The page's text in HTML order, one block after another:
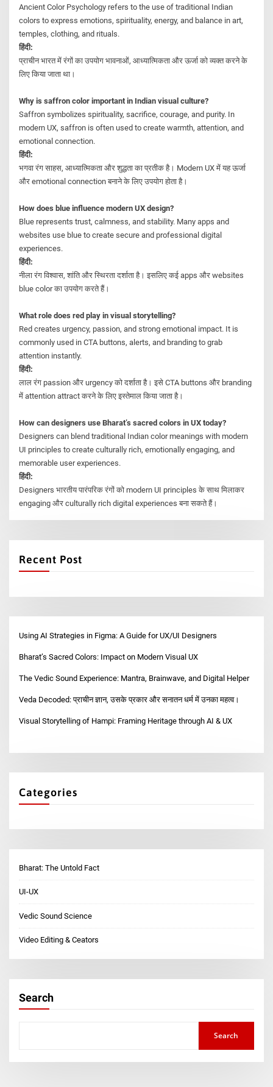
Ancient Color Psychology refers to the use of traditional Indian
colors to express emotions, spirituality, energy, and balance in art,
temples, clothing, and rituals.
हिंदी:
प्राचीन भारत में रंगों का उपयोग भावनाओं, आध्यात्मिकता और ऊर्जा को व्यक्त करने के
लिए किया जाता था।
Why is saffron color important in Indian visual culture?
Saffron symbolizes spirituality, sacrifice, courage, and purity. In
modern UX, saffron is often used to create warmth, attention, and
emotional connection.
हिंदी:
भगवा रंग साहस, आध्यात्मिकता और शुद्धता का प्रतीक है। Modern UX में यह ऊर्जा
और emotional connection बनाने के लिए उपयोग होता है।
How does blue influence modern UX design?
Blue represents trust, calmness, and stability. Many apps and
websites use blue to create secure and professional digital
experiences.
हिंदी:
नीला रंग विश्वास, शांति और स्थिरता दर्शाता है। इसलिए कई apps और websites
blue color का उपयोग करते हैं।
What role does red play in visual storytelling?
Red creates urgency, passion, and strong emotional impact. It is
commonly used in CTA buttons, alerts, and branding to grab
attention instantly.
हिंदी:
लाल रंग passion और urgency को दर्शाता है। इसे CTA buttons और branding
में attention attract करने के लिए इस्तेमाल किया जाता है।
How can designers use Bharat’s sacred colors in UX today?
Designers can blend traditional Indian color meanings with modern
UI principles to create culturally rich, emotionally engaging, and
memorable user experiences.
हिंदी:
Designers भारतीय पारंपरिक रंगों को modern UI principles के साथ मिलाकर
engaging और culturally rich digital experiences बना सकते हैं।
Recent Post
Using AI Strategies in Figma: A Guide for UX/UI Designers
Bharat’s Sacred Colors: Impact on Modern Visual UX
The Vedic Sound Experience: Mantra, Brainwave, and Digital Helper
Veda Decoded: प्राचीन ज्ञान, उसके प्रकार और सनातन धर्म में उनका महत्व।
Visual Storytelling of Hampi: Framing Heritage through AI & UX
Categories
Bharat: The Untold Fact
UI-UX
Vedic Sound Science
Video Editing & Ceators
Search
Search